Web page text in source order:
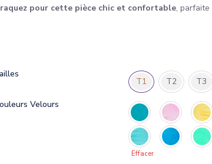
pour cette pièce chic et confortable, parfaite
T1 T2 T3
Velours
Effacer